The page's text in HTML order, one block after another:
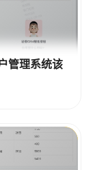
管理系统该